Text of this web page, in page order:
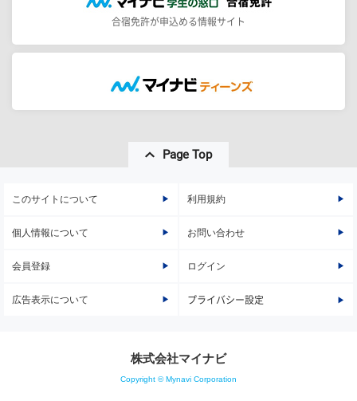
合宿免許が申込める情報サイト
Page Top
このサイトについて 利用規約
個人情報について お問い合わせ
会員登録 ログイン
広告表示について プライバシー設定
株式会社マイナビ
Copyright © Mynavi Corporation